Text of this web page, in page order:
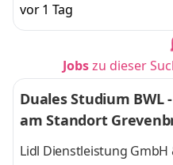
vor 1 Tag
Jobszu dieser
Duales Studium
am Standort
Lidl Dienstleistung GmbH